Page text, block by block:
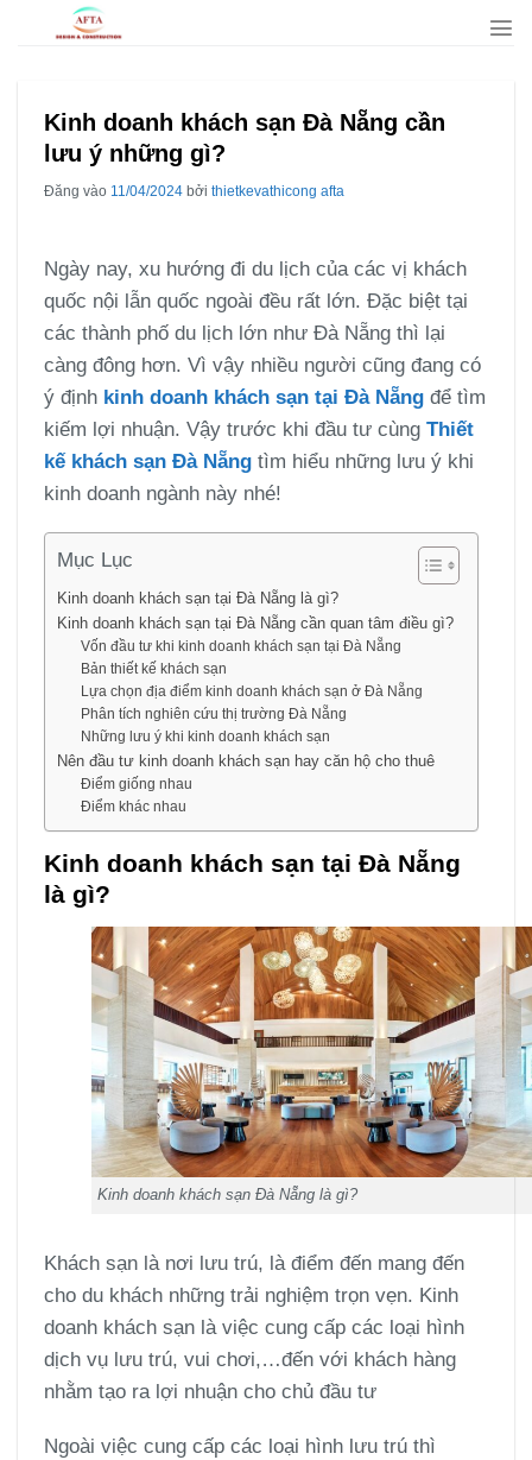
Kinh doanh khách sạn Đà Nẵng cần
lưu ý những gì?
Đăng vào 11/04/2024 bởi thietkevathicong afta
Ngày nay, xu hướng đi du lịch của các vị khách
quốc nội lẫn quốc ngoài đều rất lớn. Đặc biệt tại
các thành phố du lịch lớn như Đà Nẵng thì lại
càng đông hơn. Vì vậy nhiều người cũng đang có
ý định kinh doanh khách sạn tại Đà Nẵngđể tìm
kiếm lợi nhuận. Vậy trước khi đầu tư cùng Thiết
kế khách sạn Đà Nẵngtìm hiểu những lưu ý khi
kinh doanh ngành này nhé!
Mục Lục
Kinh doanh khách sạn tại Đà Nẵng là gì?
Kinh doanh khách sạn tại Đà Nẵng cần quan tâm điều gì?
Vốn đầu tư khi kinh doanh khách sạn tại Đà Nẵng
Bản thiết kế khách sạn
Lựa chọn địa điểm kinh doanh khách sạn ở Đà Nẵng
Phân tích nghiên cứu thị trường Đà Nẵng
Những lưu ý khi kinh doanh khách sạn
Nên đầu tư kinh doanh khách sạn hay căn hộ cho thuê
Điểm giống nhau
Điểm khác nhau
Kinh doanh khách sạn tại Đà Nẵng
là gì?
Kinh doanh khách sạn Đà Nẵng là gì?
Khách sạn là nơi lưu trú, là điểm đến mang đến
cho du khách những trải nghiệm trọn vẹn. Kinh
doanh khách sạn là việc cung cấp các loại hình
dịch vụ lưu trú, vui chơi,…đến với khách hàng
nhằm tạo ra lợi nhuận cho chủ đầu tư
Ngoài việc cung cấp các loại hình lưu trú thì